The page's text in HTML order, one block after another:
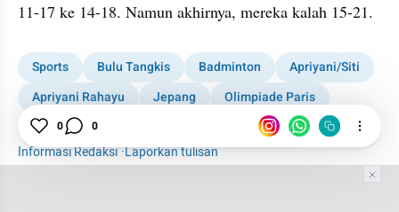
11-17 ke 14-18. Namun akhirnya, mereka kalah 15-21.
Sports Bulu Tangkis Badminton
Apriyani/Siti
Apriyani Rahayu
Jepang
Olimpiade Paris
Olimpiade
Informasi Redaksi·Laporkan tulisan
0 0